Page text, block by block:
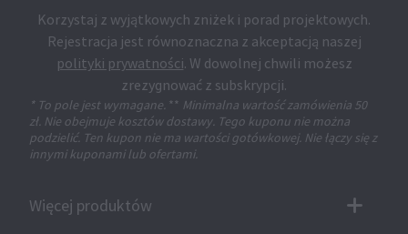
Korzystaj z wyjątkowych zniżek i porad projektowych.
Rejestracja jest równoznaczna z akceptacją naszej
polityki prywatności. W dowolnej chwili możesz
zrezygnować z subskrypcji.
* To pole jest wymagane. ** Minimalna wartość zamówienia 50
zł. Nie obejmuje kosztów dostawy. Tego kuponu nie można
podzielić. Ten kupon nie ma wartości gotówkowej. Nie łączy się z
innymi kuponami lub ofertami.
Więcej produktów